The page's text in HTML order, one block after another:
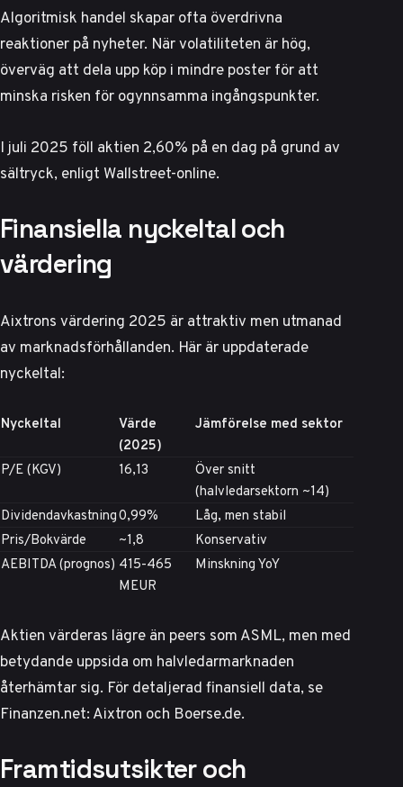
Algoritmisk handel skapar ofta överdrivna
reaktioner på nyheter. När volatiliteten är hög,
överväg att dela upp köp i mindre poster för att
minska risken för ogynnsamma ingångspunkter.
I juli 2025 föll aktien 2,60% på en dag på grund av
sältryck, enligt Wallstreet-online.
Finansiella nyckeltal och
värdering
Aixtrons värdering 2025 är attraktiv men utmanad
av marknadsförhållanden. Här är uppdaterade
nyckeltal:
Nyckeltal
Värde
(2025)
Jämförelse med sektor
P/E (KGV) 16,13
Över snitt
(halvledarsektorn ~14)
Dividendavkastning0,99%
Låg, men stabil
Pris/Bokvärde
~1,8
Konservativ
AEBITDA (prognos) 415-465
MEUR
Minskning YoY
Aktien värderas lägre än peers som ASML, men med
betydande uppsida om halvledarmarknaden
återhämtar sig. För detaljerad finansiell data, se
Finanzen.net: Aixtron och Boerse.de.
Framtidsutsikter och